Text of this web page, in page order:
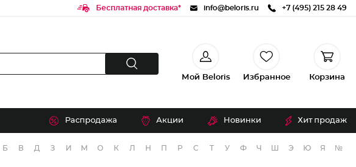
Бесплатная доставка* info@beloris.ru +7 (495) 215 28 49
Мой Beloris Избранное Корзина
Распродажа Акции Новинки Хит продаж
Б В Д З И М О К Л Н П Р С Т У Ф Ч Э Ю Я №